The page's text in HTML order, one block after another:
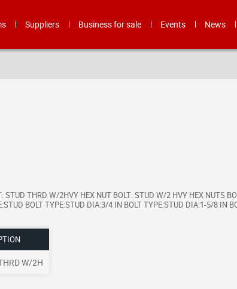
Suppliers Business for sale Events News
THRD W/2HVY HEX NUT BOLT: STUD W/2 HVY HEX NUTS
BOLT TYPE:STUD DIA:3/4 IN BOLT TYPE:STUD DIA:1-5/8 IN
W/2H